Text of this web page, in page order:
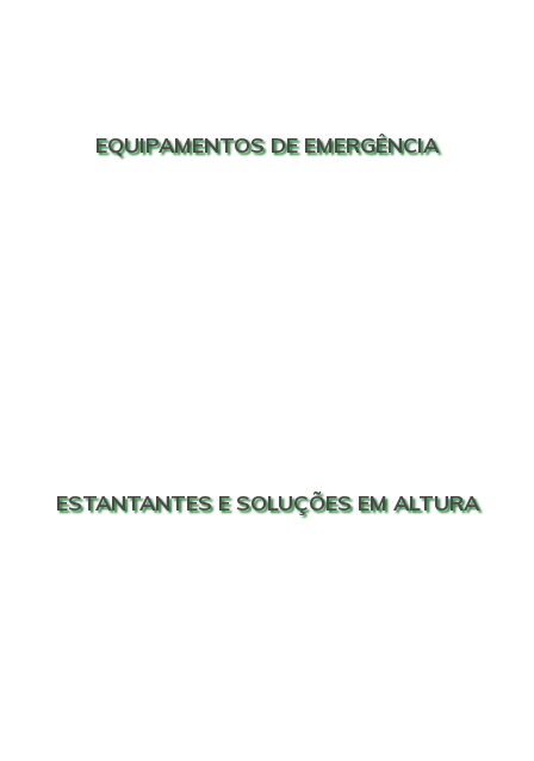
EQUIPAMENTOS DE EMERGÊNCIA
ESTANTANTES E SOLUÇÕES EM ALTURA